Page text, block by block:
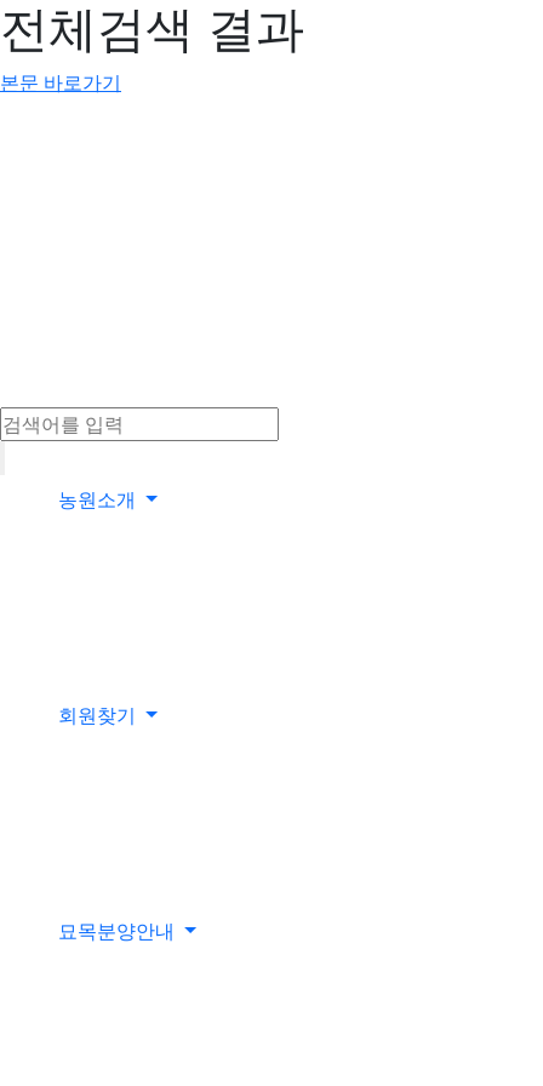
전체검색 결과
본문 바로가기
농원소개
회원찾기
묘목분양안내